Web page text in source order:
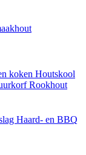
koken Houtskool
Rookhout
Haard- en BBQ